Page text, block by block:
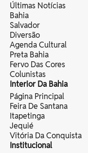
Últimas Notícias
Bahia
Salvador
Diversão
Agenda Cultural
Preta Bahia
Fervo Das Cores
Colunistas
Interior Da Bahia
Página Principal
Feira De Santana
Itapetinga
Jequié
Vitória Da Conquista
Institucional